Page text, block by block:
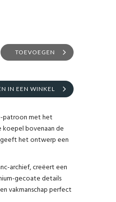
TOEVOEGEN
IN EEN WINKEL
patroon met het
koepel bovenaan de
geeft het ontwerp een
archief, creëert een
gecoate details
vakmanschap perfect